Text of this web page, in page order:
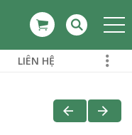
LIÊN HỆ